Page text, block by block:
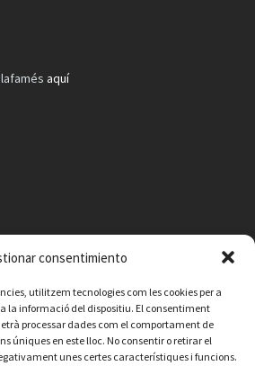
consentimiento
utilitzem tecnologies com les cookies per a
la informació del dispositiu. El consentiment
processar dades com el comportament de
úniques en este lloc. No consentir o retirar el
unes certes característiques i funcions.
aquí